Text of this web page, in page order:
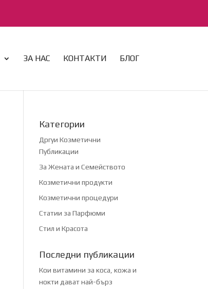
ЗА НАС КОНТАКТИ БЛОГ
Категории
Дргуи Козметични
Публикации
За Жената и Семейството
Козметични продукти
Козметични процедури
Статии за Парфюми
Стил и Красота
Последни публикации
Кои витамини за коса, кожа и
нокти дават най-бърз